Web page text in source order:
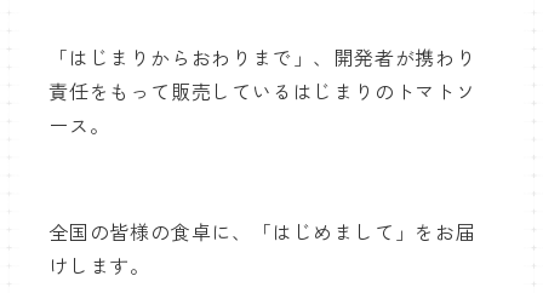
「はじまりからおわりまで」、開発者が携わり
責任をもって販売しているはじまりのトマトソ
ース。
全国の皆様の食卓に、「はじめまして」をお届
けします。